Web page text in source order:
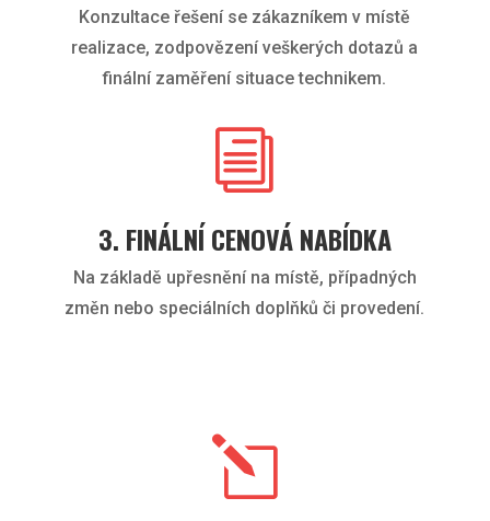
Konzultace řešení se zákazníkem v místě
realizace, zodpovězení veškerých dotazů a
finální zaměření situace technikem.
i
3. FINÁLNÍ CENOVÁ NABÍDKA
Na základě upřesnění na místě, případných
změn nebo speciálních doplňků či provedení.
l